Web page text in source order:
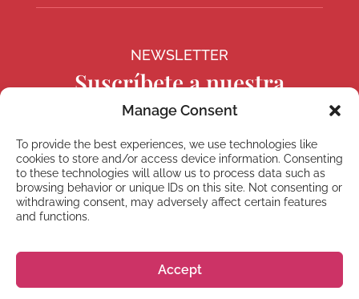
Manage Consent
To provide the best experiences, we use technologies like
cookies to store and/or access device information. Consenting
to these technologies will allow us to process data such as
browsing behavior or unique IDs on this site. Not consenting or
withdrawing consent, may adversely affect certain features
and functions.
Accept
NEWSLETTER
Suscríbete a nuestra
newsletter
Suscríbete